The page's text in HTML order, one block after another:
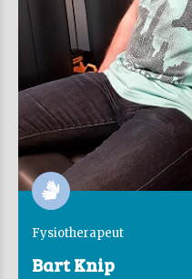
Fysiotherapeut
Bart Knip